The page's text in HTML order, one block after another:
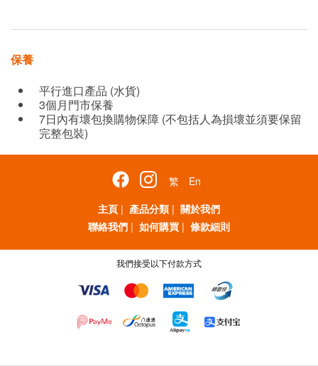
保養
平行進口產品 (水貨)
3個月門市保養
7日內有壞包換購物保障 (不包括人為損壞並須要保留
完整包裝)
繁
En
主頁 | 產品分類 | 關於我們
聯絡我們 | 如何購買 | 條款細則
我們接受以下付款方式